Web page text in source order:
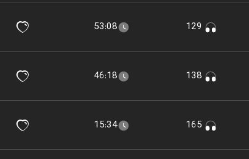
53:08
46:18
15:34